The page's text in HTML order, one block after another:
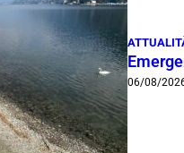
06/08/